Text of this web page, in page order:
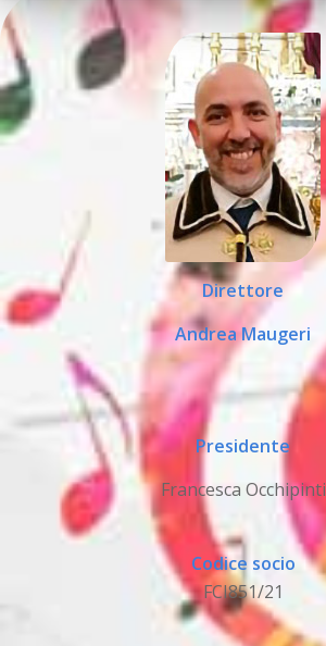
Direttore
Andrea Maugeri
Presidente
Francesca Occhipinti
Codice socio
FCI851/21